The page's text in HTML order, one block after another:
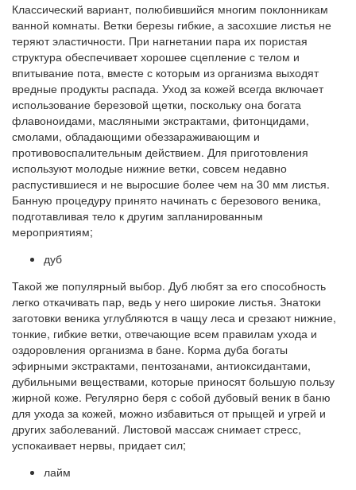
Классический вариант, полюбившийся многим поклонникам
ванной комнаты. Ветки березы гибкие, а засохшие листья не
теряют эластичности. При нагнетании пара их пористая
структура обеспечивает хорошее сцепление с телом и
впитывание пота, вместе с которым из организма выходят
вредные продукты распада. Уход за кожей всегда включает
использование березовой щетки, поскольку она богата
флавоноидами, масляными экстрактами, фитонцидами,
смолами, обладающими обеззараживающим и
противовоспалительным действием. Для приготовления
используют молодые нижние ветки, совсем недавно
распустившиеся и не выросшие более чем на 30 мм листья.
Банную процедуру принято начинать с березового веника,
подготавливая тело к другим запланированным
мероприятиям;
дуб
Такой же популярный выбор. Дуб любят за его способность
легко откачивать пар, ведь у него широкие листья. Знатоки
заготовки веника углубляются в чащу леса и срезают нижние,
тонкие, гибкие ветки, отвечающие всем правилам ухода и
оздоровления организма в бане. Корма дуба богаты
эфирными экстрактами, пентозанами, антиоксидантами,
дубильными веществами, которые приносят большую пользу
жирной коже. Регулярно беря с собой дубовый веник в баню
для ухода за кожей, можно избавиться от прыщей и угрей и
других заболеваний. Листовой массаж снимает стресс,
успокаивает нервы, придает сил;
лайм